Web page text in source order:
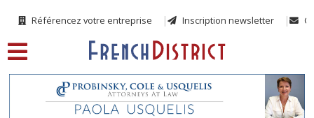
Référencez votre entreprise Inscription newsletter